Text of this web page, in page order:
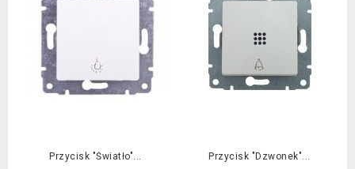
Przycisk "światło"... Przycisk "dzwonek"...